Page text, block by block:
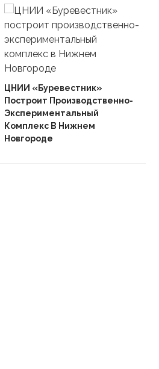
ЦНИИ «Буревестник»
Построит Производственно-
Экспериментальный
Комплекс В Нижнем
Новгороде